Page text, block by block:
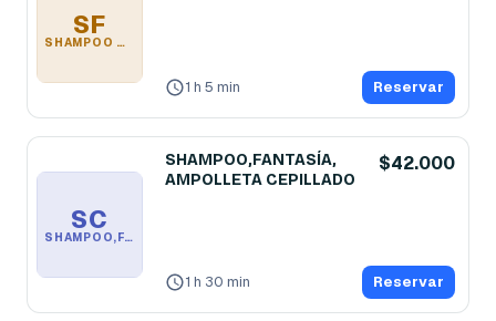
SF
SHAMPOO MÁS HIDRATANTE ,FANTASÍA
1 h 5 min Reservar
SC
SHAMPOO,FANTASÍA, AMPOLLETA CEPILLADO
SHAMPOO,FANTASÍA,
AMPOLLETA CEPILLADO
$42.000
1 h 30 min Reservar